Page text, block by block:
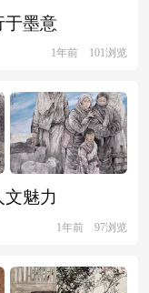
于墨意
1年前 101浏览
魅力
1年前 97浏览